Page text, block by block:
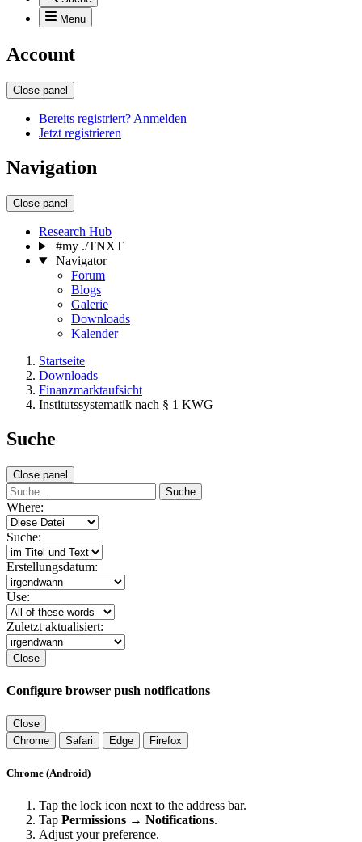
Menu
Account
Close panel
Bereits registriert? Anmelden
Jetzt registrieren
Navigation
Close panel
Research Hub
#my ./TNXT
Navigator
Forum
Blogs
Galerie
Downloads
Kalender
Startseite
Downloads
Finanzmarktaufsicht
Institutssystematik nach § 1 KWG
Suche
Close panel
Suche
Where:
Suche:
Erstellungsdatum:
Use:
Zuletzt aktualisiert:
Close
Configure browser push notifications
Close
Chrome
Safari Edge Firefox
Chrome (Android)
Tap the lock icon next to the address bar.
Tap Permissions → Notifications.
Adjust your preference.